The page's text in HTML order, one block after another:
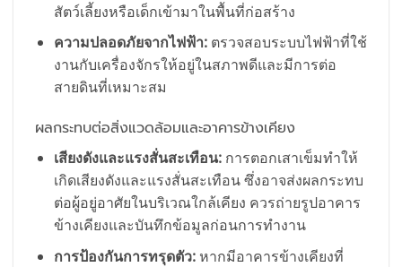
สัตว์เลี้ยงหรือเด็กเข้ามาในพื้นที่ก่อสร้าง
ความปลอดภัยจากไฟฟ้า:ตรวจสอบระบบไฟฟ้าที่ใช้
งานกับเครื่องจักรให้อยู่ในสภาพดีและมีการต่อ
สายดินที่เหมาะสม
ผลกระทบต่อสิ่งแวดล้อมและอาคารข้างเคียง
เสียงดังและแรงสั่นสะเทือน:การตอกเสาเข็มทำให้
เกิดเสียงดังและแรงสั่นสะเทือน ซึ่งอาจส่งผลกระทบ
ต่อผู้อยู่อาศัยในบริเวณใกล้เคียง ควรถ่ายรูปอาคาร
ข้างเคียงและบันทึกข้อมูลก่อนการทำงาน
การป้องกันการทรุดตัว:หากมีอาคารข้างเคียงที่